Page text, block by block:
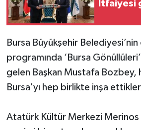
İtfaiyesi
Bursa Büyükşehir
programında ‘Bursa
gelen Başkan Mustafa Bozbey,
Bursa'yı hep birlikte inşa
Atatürk Kültür Merkezi Merinos